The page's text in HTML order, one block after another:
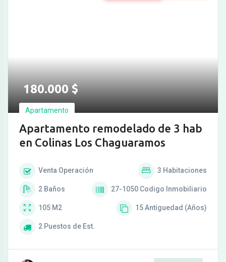
180.000$
Apartamento
Apartamento remodelado de 3 hab
en Colinas Los Chaguaramos
Venta Operación 3 Habitaciones
2 Baños 27-1050 Codigo Inmobiliario
105 M2 15Antiguedad (Años)
2 Puestos de Est.